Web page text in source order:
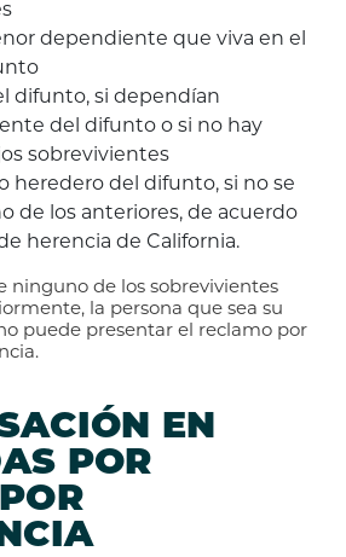
dependiente que viva en el
difunto, si dependían
del difunto o si no hay
sobrevivientes
heredero del difunto, si no se
de los anteriores, de acuerdo
herencia de California.
ninguno de los sobrevivientes
la persona que sea su
puede presentar el reclamo por
EN
POR